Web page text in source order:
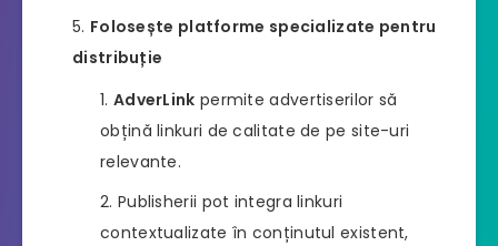
Folosește platforme specializate pentru
distribuție
AdverLink permite advertiserilor să
obțină linkuri de calitate de pe site-uri
relevante.
Publisherii pot integra linkuri
contextualizate în conținutul existent,